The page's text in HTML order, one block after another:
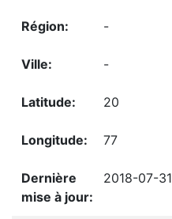
-
-
20
77
2018-07-31